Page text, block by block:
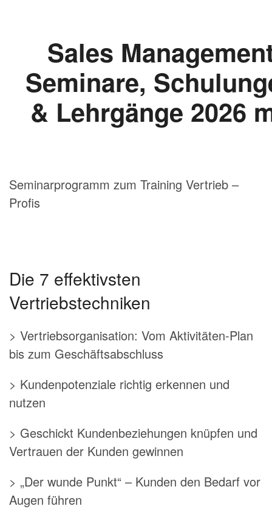
Seminarprogramm zum Training Vertrieb –
Profis
Die 7 effektivsten
Vertriebstechniken
> Vertriebsorganisation: Vom Aktivitäten-Plan
bis zum Geschäftsabschluss
> Kundenpotenziale richtig erkennen und
nutzen
> Geschickt Kundenbeziehungen knüpfen und
Vertrauen der Kunden gewinnen
> „Der wunde Punkt“ – Kunden den Bedarf vor
Augen führen